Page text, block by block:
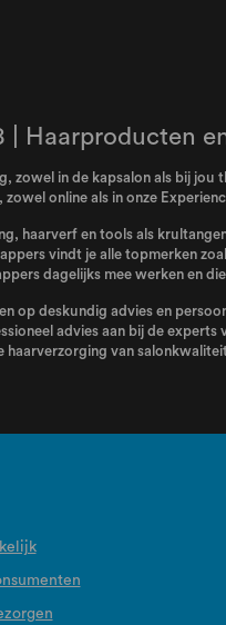
| Haarproducten
zowel in de kapsalon als bij
online als in onze
haarverf en tools als
vindt je alle topmerken
dagelijks mee werken en
op deskundig advies en
advies aan bij de
haarverzorging van